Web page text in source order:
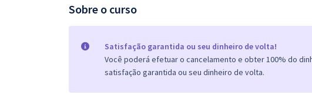
Sobre o curso
Satisfação garantida ou seu dinheiro de volta!
Você poderá efetuar o cancelamento e obter 100% do
satisfação garantida ou seu dinheiro de volta.